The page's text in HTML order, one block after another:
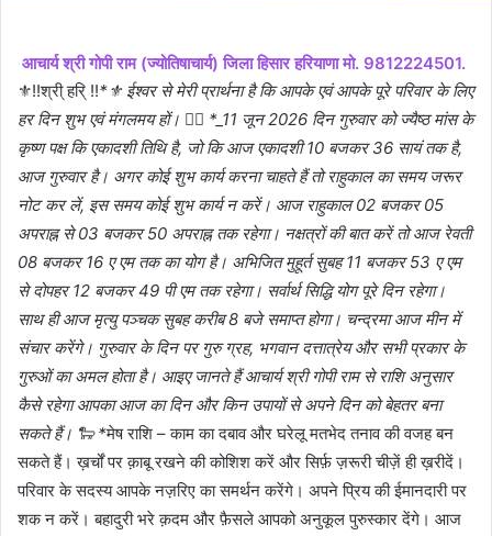
आचार्य श्री गोपी राम (ज्योतिषाचार्य) जिला हिसार हरियाणा मो. 9812224501.
⚜!!श्री् हरि् !!*⚜ ईश्वर से मेरी प्रार्थना है कि आपके एवं आपके पूरे परिवार के लिए
हर दिन शुभ एवं मंगलमय हों। 👉🏼 *_11 जून 2026 दिन गुरुवार को ज्यैष्ठ मांस के
कृष्ण पक्ष कि एकादशी तिथि है, जो कि आज एकादशी 10 बजकर 36 सायं तक है,
आज गुरुवार है। अगर कोई शुभ कार्य करना चाहते हैं तो राहुकाल का समय जरूर
नोट कर लें, इस समय कोई शुभ कार्य न करें। आज राहुकाल 02 बजकर 05
अपराह्न से 03 बजकर 50 अपराह्न तक रहेगा। नक्षत्रों की बात करें तो आज रेवती
08 बजकर 16 ए एम तक का योग है। अभिजित मुहूर्त सुबह 11 बजकर 53 ए एम
से दोपहर 12 बजकर 49 पी एम तक रहेगा। सर्वार्थ सिद्धि योग पूरे दिन रहेगा।
साथ ही आज मृत्यु पञ्चक सुबह करीब 8 बजे समाप्त होगा। चन्द्रमा आज मीन में
संचार करेंगे। गुरुवार के दिन पर गुरु ग्रह, भगवान दत्तात्रेय और सभी प्रकार के
गुरुओं का अमल होता है। आइए जानते हैं आचार्य श्री गोपी राम से राशि अनुसार
कैसे रहेगा आपका आज का दिन और किन उपायों से अपने दिन को बेहतर बना
सकते हैं। 🐑 *मेष राशि – काम का दबाव और घरेलू मतभेद तनाव की वजह बन
सकते हैं। ख़र्चों पर क़ाबू रखने की कोशिश करें और सिर्फ़ ज़रूरी चीज़ें ही ख़रीदें।
परिवार के सदस्य आपके नज़रिए का समर्थन करेंगे। अपने प्रिय की ईमानदारी पर
शक न करें। बहादुरी भरे क़दम और फ़ैसले आपको अनुकूल पुरुस्कार देंगे। आज